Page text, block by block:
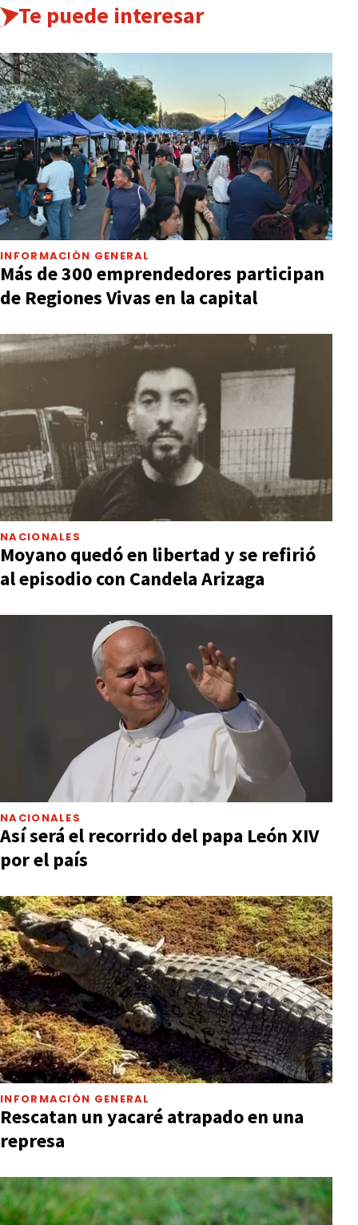
Te puede interesar
INFORMACIÓN GENERAL
Más de 300 emprendedores participan
de Regiones Vivas en la capital
NACIONALES
Moyano quedó en libertad y se refirió
al episodio con Candela Arizaga
NACIONALES
Así será el recorrido del papa León XIV
por el país
INFORMACIÓN GENERAL
Rescatan un yacaré atrapado en una
represa